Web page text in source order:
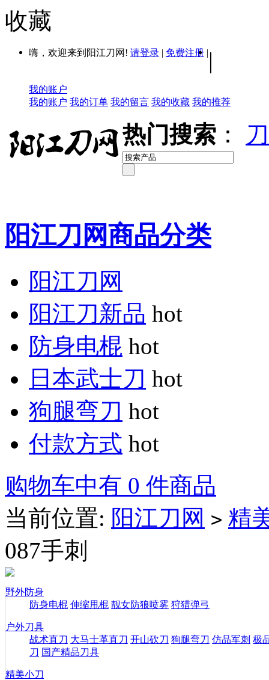
收藏
嗨，欢迎来到阳江刀网! 请登录 | 免费注册 | |
我的账户
我的账户 我的订单 我的留言 我的收藏 我的推荐
热门搜索 ：
阳江刀网商品分类
阳江刀网
阳江刀新品 hot
防身电棍 hot
日本武士刀 hot
狗腿弯刀 hot
付款方式 hot
购物车中有 0 件商品
当前位置: 阳江刀网 > 精
087手刺
野外防身
防身电棍 伸缩甩棍 靓女防狼喷雾 狩猎弹弓
户外刀具
战术直刀 大马士革直刀 开山砍刀 狗腿弯刀 仿品军刺 极
刀 国产精品刀具
精美小刀